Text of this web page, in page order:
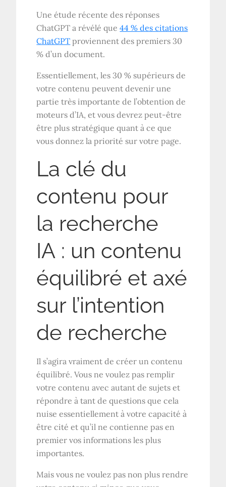
Une étude récente des réponses
ChatGPT a révélé que44 % des citations
ChatGPT proviennent des premiers 30
% d’un document.
Essentiellement, les 30 % supérieurs de
votre contenu peuvent devenir une
partie très importante de l’obtention de
moteurs d’IA, et vous devrez peut-être
être plus stratégique quant à ce que
vous donnez la priorité sur votre page.
La clé du
contenu pour
la recherche
IA : un contenu
équilibré et axé
sur l’intention
de recherche
Il s’agira vraiment de créer un contenu
équilibré. Vous ne voulez pas remplir
votre contenu avec autant de sujets et
répondre à tant de questions que cela
nuise essentiellement à votre capacité à
être cité et qu’il ne contienne pas en
premier vos informations les plus
importantes.
Mais vous ne voulez pas non plus rendre